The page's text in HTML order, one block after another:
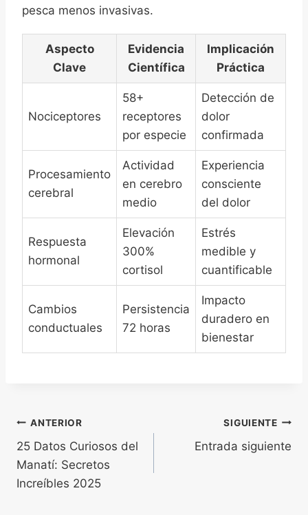
pesca menos invasivas.
Aspecto
Clave
Evidencia
Científica
Implicación
Práctica
Nociceptores
58+
receptores
por especie
Detección de
dolor
confirmada
Procesamiento
cerebral
Actividad
en cerebro
medio
Experiencia
consciente
del dolor
Respuesta
hormonal
Elevación
300%
cortisol
Estrés
medible y
cuantificable
Cambios
conductuales
Persistencia
72 horas
Impacto
duradero en
bienestar
Navegación
de
entradas
ANTERIOR
25 Datos Curiosos del
Manatí: Secretos
Increíbles 2025
SIGUIENTE
Entrada siguiente